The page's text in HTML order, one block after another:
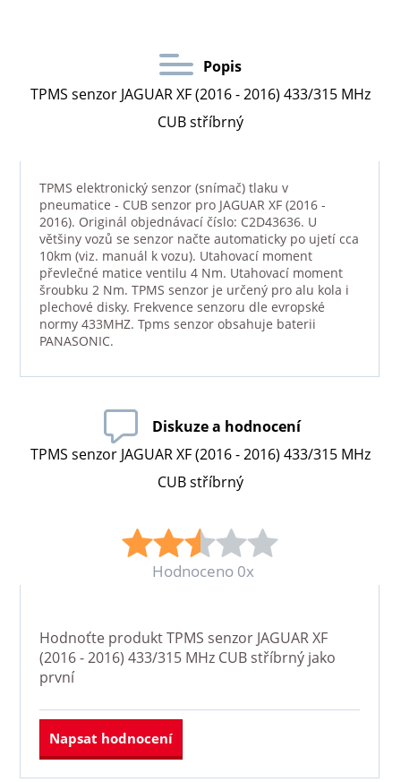
Popis
TPMS senzor JAGUAR XF (2016 - 2016) 433/315 MHz
CUB stříbrný
TPMS elektronický senzor (snímač) tlaku v
pneumatice - CUB senzor pro JAGUAR XF (2016 -
2016). Originál objednávací číslo: C2D43636. U
většiny vozů se senzor načte automaticky po ujetí cca
10km (viz. manuál k vozu). Utahovací moment
převlečné matice ventilu 4 Nm. Utahovací moment
šroubku 2 Nm. TPMS senzor je určený pro alu kola i
plechové disky. Frekvence senzoru dle evropské
normy 433MHZ. Tpms senzor obsahuje baterii
PANASONIC.
Diskuze a hodnocení
TPMS senzor JAGUAR XF (2016 - 2016) 433/315 MHz
CUB stříbrný
Hodnoceno 0x
Hodnoťte produktTPMS senzor JAGUAR XF
(2016 - 2016) 433/315 MHz CUB stříbrnýjako
první
Napsat hodnocení